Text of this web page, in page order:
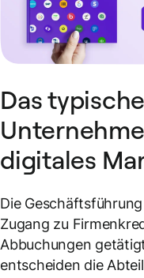
Das
digitales
Die
Zugang zu
Abbuchungen
entscheiden die